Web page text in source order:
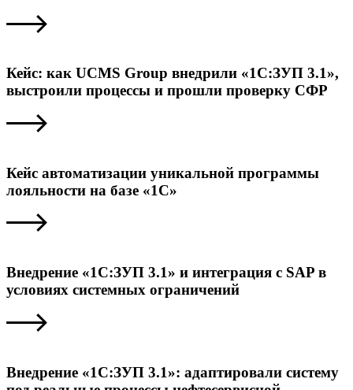
Кейс: как UCMS Group внедрили «1С:ЗУП 3.1»,
выстроили процессы и прошли проверку СФР
Кейс автоматизации уникальной программы
лояльности на базе «1С»
Внедрение «1С:ЗУП 3.1» и интеграция с SAP в
условиях системных ограничений
Внедрение «1С:ЗУП 3.1»: адаптировали систему